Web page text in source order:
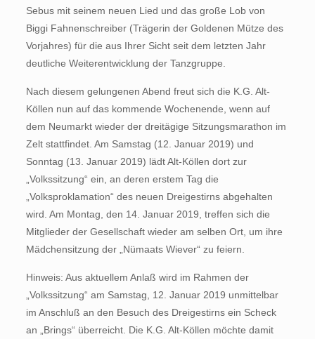
Sebus mit seinem neuen Lied und das große Lob von
Biggi Fahnenschreiber (Trägerin der Goldenen Mütze des
Vorjahres) für die aus Ihrer Sicht seit dem letzten Jahr
deutliche Weiterentwicklung der Tanzgruppe.
Nach diesem gelungenen Abend freut sich die K.G. Alt-
Köllen nun auf das kommende Wochenende, wenn auf
dem Neumarkt wieder der dreitägige Sitzungsmarathon im
Zelt stattfindet. Am Samstag (12. Januar 2019) und
Sonntag (13. Januar 2019) lädt Alt-Köllen dort zur
„Volkssitzung“ ein, an deren erstem Tag die
„Volksproklamation“ des neuen Dreigestirns abgehalten
wird. Am Montag, den 14. Januar 2019, treffen sich die
Mitglieder der Gesellschaft wieder am selben Ort, um ihre
Mädchensitzung der „Nümaats Wiever“ zu feiern.
Hinweis: Aus aktuellem Anlaß wird im Rahmen der
„Volkssitzung“ am Samstag, 12. Januar 2019 unmittelbar
im Anschluß an den Besuch des Dreigestirns ein Scheck
an „Brings“ überreicht. Die K.G. Alt-Köllen möchte damit